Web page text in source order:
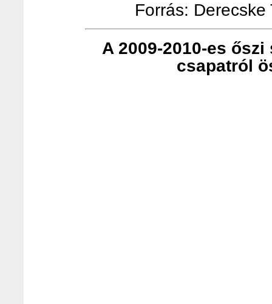
Forrás:
A 2009-2010-es
csapatról